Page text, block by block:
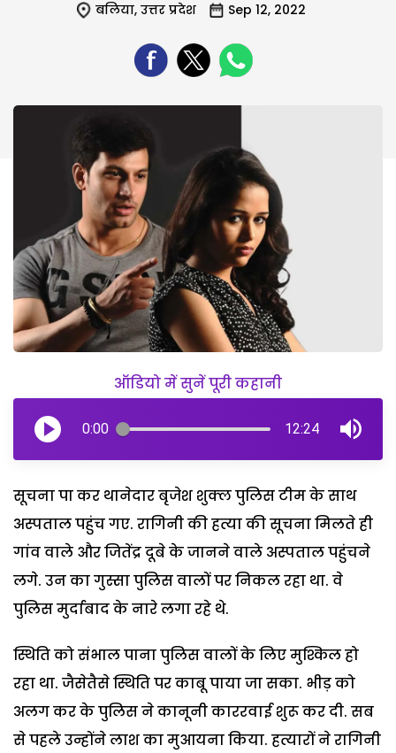
बलिया, उत्तर प्रदेश Sep 12, 2022
ऑडियो में सुनें पूरी कहानी
0:00 12:24
सूचना पा कर थानेदार बृजेश शुक्ल पुलिस टीम के साथ
अस्पताल पहुंच गए. रागिनी की हत्या की सूचना मिलते ही
गांव वाले और जितेंद्र दूबे के जानने वाले अस्पताल पहुंचने
लगे. उन का गुस्सा पुलिस वालों पर निकल रहा था. वे
पुलिस मुर्दाबाद के नारे लगा रहे थे.
स्थिति को संभाल पाना पुलिस वालों के लिए मुश्किल हो
रहा था. जैसेतैसे स्थिति पर काबू पाया जा सका. भीड़ को
अलग कर के पुलिस ने कानूनी काररवाई शुरू कर दी. सब
से पहले उन्होंने लाश का मुआयना किया. हत्यारों ने रागिनी